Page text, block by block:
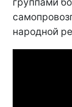
народной